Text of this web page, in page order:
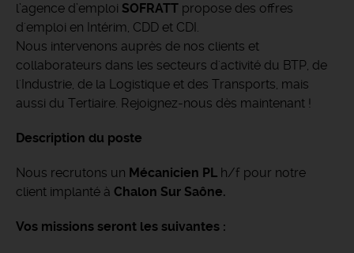
l’agence d’emploi SOFRATT propose des offres
d'emploi en Intérim, CDD et CDI.
Nous intervenons auprès de nos clients et
collaborateurs dans les secteurs d'activité du BTP, de
l'Industrie, de la Logistique et des Transports, mais
aussi du Tertiaire. Rejoignez-nous dès maintenant !
Description du poste
Nous recrutons un Mécanicien PL h/f pour notre
client implanté à Chalon Sur Saône.
Vos missions seront les suivantes :